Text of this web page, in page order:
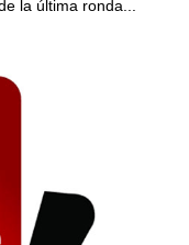
la última ronda...